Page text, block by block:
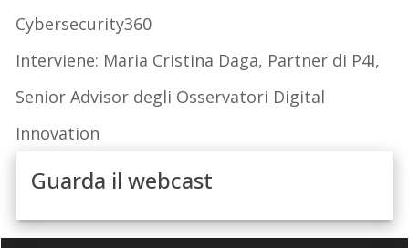
Cybersecurity360
Interviene: Maria Cristina Daga, Partner di P4I,
Senior Advisor degli Osservatori Digital
Innovation
Guarda il webcast